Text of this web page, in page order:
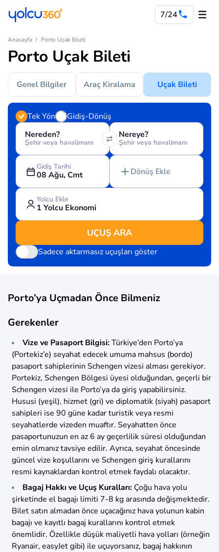
7/24
Anasayfa Porto Uçak Bileti
Porto Uçak Bileti
Genel Bilgiler Araç Kiralama Uçak Bileti
Tek Yön
Gidiş-Dönüş
Nereden?
Şehir veya havalimanı
Nereye?
Şehir veya havalimanı
Gidiş Tarihi
08 Ağu, Cmt Dönüş Ekle
Yolcu Ekle
1 Yolcu Ekonomi
UÇUŞ ARA
Sadece aktarmasız uçuşları göster
Porto’ya Uçmadan Önce Bilmeniz
Gerekenler
Vize ve Pasaport Bilgisi:Türkiye’den Porto’ya
(Portekiz’e) seyahat edecek umuma mahsus (bordo)
pasaport sahiplerinin Schengen vizesi alması gerekiyor.
Portekiz, Schengen Bölgesi üyesi olduğundan, geçerli bir
Schengen vizesi ile Porto’ya da giriş yapabilirsiniz.
Hususi (yeşil), hizmet (gri) ve diplomatik (siyah) pasaport
sahipleri ise 90 güne kadar turistik veya resmi
seyahatlerde vizeden muaftır. Seyahatten önce
pasaportunuzun en az 6 ay geçerlilik süresi olduğundan
emin olmanız tavsiye edilir. Ayrıca, seyahat öncesinde
güncel vize koşullarını ve Schengen giriş kurallarını
resmi kaynaklardan kontrol etmek faydalı olacaktır.
Bagaj Hakkı ve Uçuş Kuralları: Çoğu hava yolu
şirketinde el bagajı limiti 7-8 kg arasında değişmektedir.
Bilet satın almadan önce uçacağınız hava yolunun kabin
bagajı ve kayıtlı bagaj kurallarını kontrol etmek
önemlidir. Özellikle düşük maliyetli hava yolları (örneğin
Ryanair, easyJet gibi) ile uçuyorsanız, bagaj hakkının